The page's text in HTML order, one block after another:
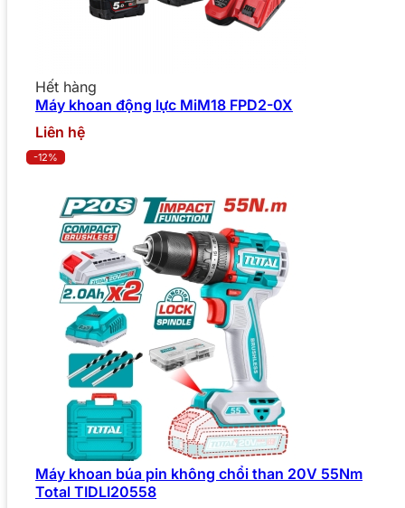
Hết hàng
Máy khoan động lực MiM18 FPD2-0X
Liên hệ
-12%
Máy khoan búa pin không chổi than 20V 55Nm
Total TIDLI20558